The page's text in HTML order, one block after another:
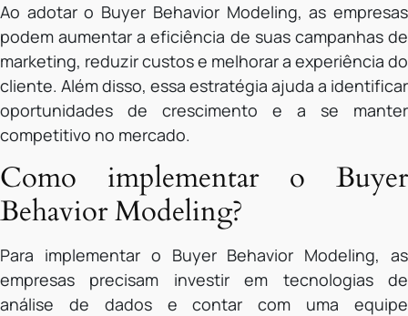
Ao adotar o Buyer Behavior Modeling, as empresas
podem aumentar a eficiência de suas campanhas de
marketing, reduzir custos e melhorar a experiência do
cliente. Além disso, essa estratégia ajuda a identificar
oportunidades de crescimento e a se manter
competitivo no mercado.
Como implementar o Buyer
Behavior Modeling?
Para implementar o Buyer Behavior Modeling, as
empresas precisam investir em tecnologias de
análise de dados e contar com uma equipe